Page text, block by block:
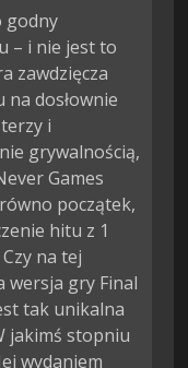
godny
– i nie jest to
zawdzięcza
dosłownie
i
grywalnością,
Games
początek,
hitu z 1
na tej
wersja gry Final
tak unikalna
jakimś stopniu
wydaniem